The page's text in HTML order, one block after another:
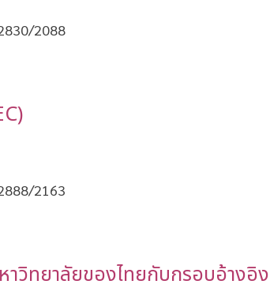
2088
2163
าวิทยาลัยของไทยกับกรอบอ้างอิ